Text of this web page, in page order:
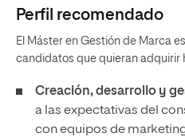
Perfil recomendado
El Máster en Gestión de Marca
candidatos que quieran adquirir
Creación, desarrollo y
a las expectativas del
con equipos de